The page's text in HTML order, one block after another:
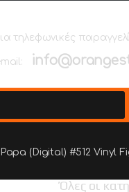
τηλεφωνικές
(Digital) #512 Vinyl
Όλες οι